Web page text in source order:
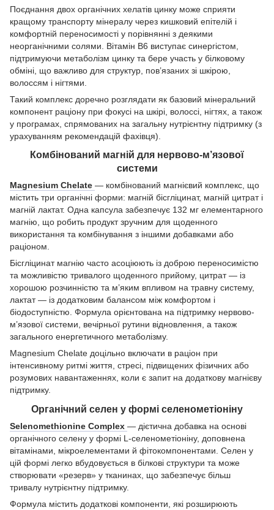
Поєднання двох органічних хелатів цинку може сприяти
кращому транспорту мінералу через кишковий епітелій і
комфортній переносимості у порівнянні з деякими
неорганічними солями. Вітамін B6 виступає синергістом,
підтримуючи метаболізм цинку та бере участь у білковому
обміні, що важливо для структур, пов’язаних зі шкірою,
волоссям і нігтями.
Такий комплекс доречно розглядати як базовий мінеральний
компонент раціону при фокусі на шкірі, волоссі, нігтях, а також
у програмах, спрямованих на загальну нутрієнтну підтримку (з
урахуванням рекомендацій фахівця).
Комбінований магній для нервово-м’язової
системи
Magnesium Chelate — комбінований магнієвий комплекс, що
містить три органічні форми: магній бісгліцинат, магній цитрат і
магній лактат. Одна капсула забезпечує 132 мг елементарного
магнію, що робить продукт зручним для щоденного
використання та комбінування з іншими добавками або
раціоном.
Бісгліцинат магнію часто асоціюють із доброю переносимістю
та можливістю тривалого щоденного прийому, цитрат — із
хорошою розчинністю та м’яким впливом на травну систему,
лактат — із додатковим балансом між комфортом і
біодоступністю. Формула орієнтована на підтримку нервово-
м’язової системи, вечірньої рутини відновлення, а також
загального енергетичного метаболізму.
Magnesium Chelate доцільно включати в раціон при
інтенсивному ритмі життя, стресі, підвищених фізичних або
розумових навантаженнях, коли є запит на додаткову магнієву
підтримку.
Органічний селен у формі селенометіоніну
Selenomethionine Complex — дієтична добавка на основі
органічного селену у формі L-селенометіоніну, доповнена
вітамінами, мікроелементами й фітокомпонентами. Селен у
цій формі легко вбудовується в білкові структури та може
створювати «резерв» у тканинах, що забезпечує більш
тривалу нутрієнтну підтримку.
Формула містить додаткові компоненти, які розширюють